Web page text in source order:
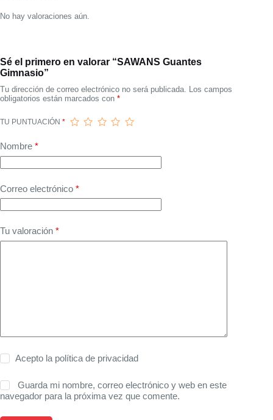
No hay valoraciones aún.
Sé el primero en valorar “SAWANS Guantes
Gimnasio”
Tu dirección de correo electrónico no será publicada. Los campos
obligatorios están marcados con *
TU PUNTUACIÓN *
Nombre *
Correo electrónico *
Tu valoración *
Acepto la política de privacidad
Guarda mi nombre, correo electrónico y web en este
navegador para la próxima vez que comente.